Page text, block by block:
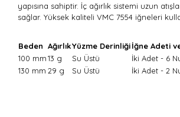
yapısına sahiptir. İç ağırlık sistemi uzun
sağlar. Yüksek kaliteli VMC 7554 iğneleri
Beden AğırlıkYüzme Derinliğiİğne Adeti
100 mm13 g Su Üstü
İki Adet - 6
130 mm 29 g Su Üstü İki Adet - 2